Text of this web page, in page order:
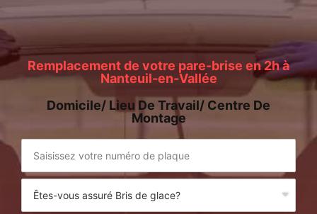
Remplacement de votre pare-brise en 2h à
Nanteuil-en-Vallée
Domicile/ Lieu De Travail/ Centre De
Montage